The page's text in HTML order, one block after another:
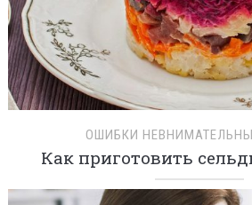
ОШИБКИ
Как приготовить